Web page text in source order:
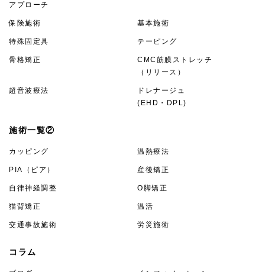
アプローチ
保険施術 基本施術
特殊固定具 テーピング
骨格矯正
CMC筋膜ストレッチ
（リリース）
超音波療法
ドレナージュ
(EHD・DPL)
施術一覧②
カッピング 温熱療法
PIA（ピア） 産後矯正
自律神経調整 O脚矯正
猫背矯正 温活
交通事故施術 労災施術
コラム